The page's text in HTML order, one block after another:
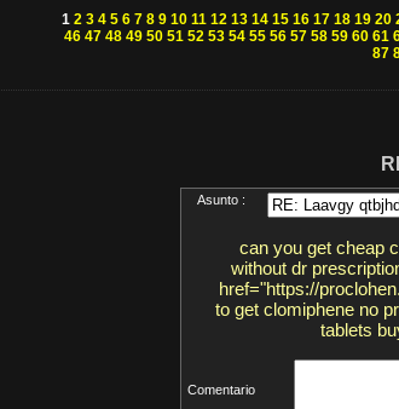
1 2 3 4 5 6 7 8 9 10 11 12 13 14 15 16 17 18 19 20
46 47 48 49 50 51 52 53 54 55 56 57 58 59 60 61
87
Asunto :
can you get cheap
without dr
href="https://
to get clomiphene no
tablets
Comentario